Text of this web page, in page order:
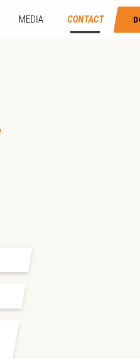
MEDIA CONTACT